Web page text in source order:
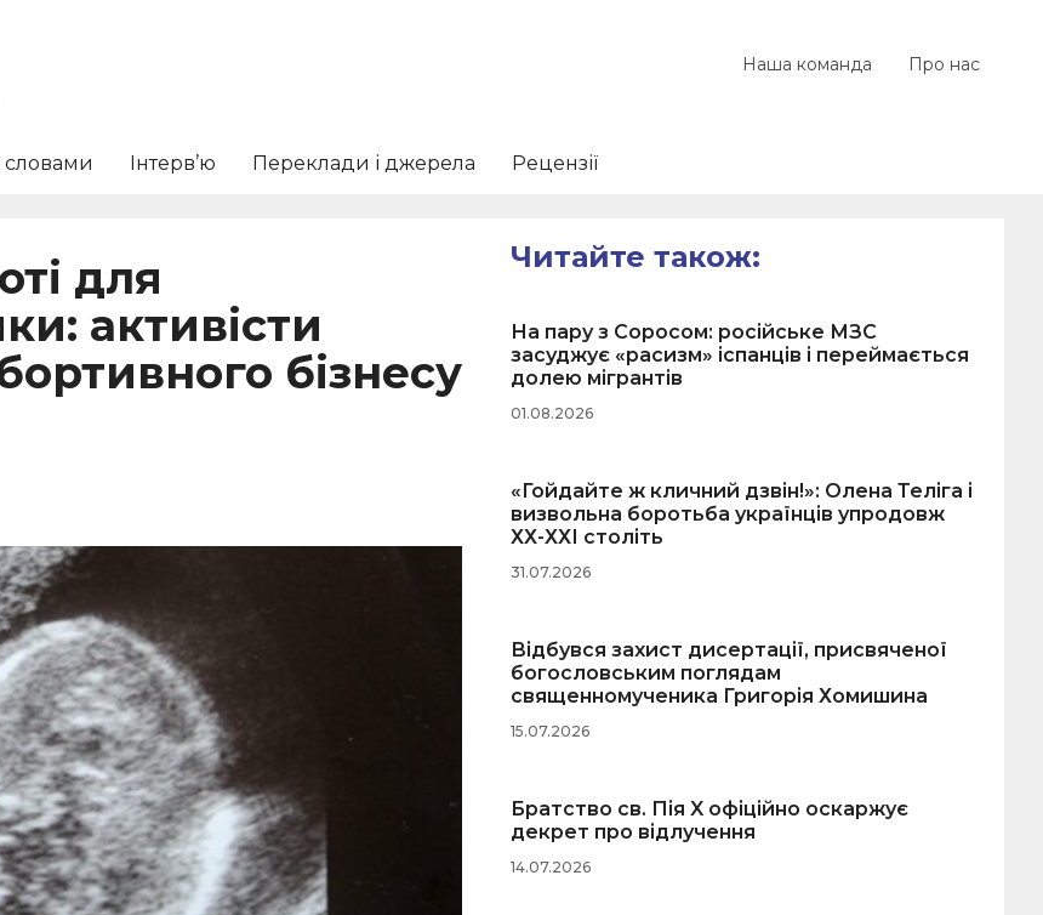
Наша команда Про нас
Інтерв’ю Переклади і джерела Рецензії
для
активісти
бізнесу
Читайте також:
На пару з Соросом: російське МЗС
засуджує «расизм» іспанців і переймається
долею мігрантів
01.08.2026
«Гойдайте ж кличний дзвін!»: Олена Теліга і
визвольна боротьба українців упродовж
ХХ-ХХІ століть
31.07.2026
Відбувся захист дисертації, присвяченої
богословським поглядам
священномученика Григорія Хомишина
15.07.2026
Братство св. Пія X офіційно оскаржує
декрет про відлучення
14.07.2026